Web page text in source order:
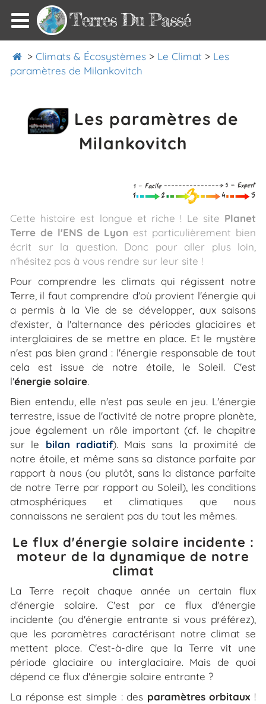
Terres Du Passé
> Climats & Écosystèmes> Le Climat > Les
paramètres de Milankovitch
Les paramètres de
Milankovitch
Cette histoire est longue et riche ! Le site Planet
Terre de l'ENS de Lyon est particulièrement bien
écrit sur la question. Donc pour aller plus loin,
n'hésitez pas à vous rendre sur leur site !
Pour comprendre les climats qui régissent notre
Terre, il faut comprendre d'où provient l'énergie qui
a permis à la Vie de se développer, aux saisons
d'exister, à l'alternance des périodes glaciaires et
interglaiaires de se mettre en place. Et le mystère
n'est pas bien grand : l'énergie responsable de tout
cela est issue de notre étoile, le Soleil. C'est
l'énergie solaire.
Bien entendu, elle n'est pas seule en jeu. L'énergie
terrestre, issue de l'activité de notre propre planète,
joue également un rôle important (cf. le chapitre
sur le bilan radiatif). Mais sans la proximité de
notre étoile, et même sans sa distance parfaite par
rapport à nous (ou plutôt, sans la distance parfaite
de notre Terre par rapport au Soleil), les conditions
atmosphériques et climatiques que nous
connaissons ne seraient pas du tout les mêmes.
Le flux d'énergie solaire incidente :
moteur de la dynamique de notre
climat
La Terre reçoit chaque année un certain flux
d'énergie solaire. C'est par ce flux d'énergie
incidente (ou d'énergie entrante si vous préférez),
que les paramètres caractérisant notre climat se
mettent place. C'est-à-dire que la Terre vit une
période glaciaire ou interglaciaire. Mais de quoi
dépend ce flux d'énergie solaire entrante ?
La réponse est simple : des paramètres orbitaux !